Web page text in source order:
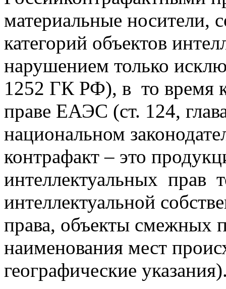
материальные носители,
категорий объектов
нарушением только
1252 ГК РФ), в то время
праве ЕАЭС (ст. 124,
национальном
контрафакт – это
интеллектуальных прав
интеллектуальной
права, объекты смежных
наименования мест
географические